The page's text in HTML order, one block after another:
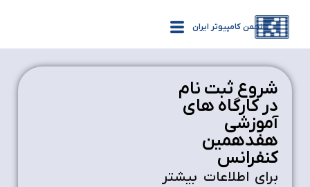
انجمن کامپیوتر ایران
شروع ثبت نام
در کارگاه های
آموزشی
هفدهمین
کنفرانس
برای اطلاعات بیشتر